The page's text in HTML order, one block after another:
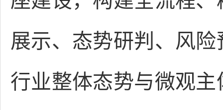
展示、态势研判、风
行业整体态势与微观